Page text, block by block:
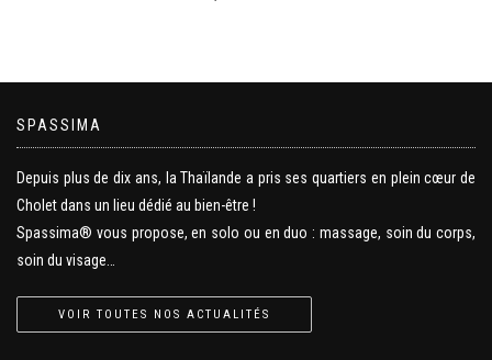
SPASSIMA
Depuis plus de dix ans, la Thaïlande a pris ses quartiers en plein cœur de
Cholet dans un lieu dédié au bien-être !
Spassima® vous propose, en solo ou en duo : massage, soin du corps,
soin du visage…
VOIR TOUTES NOS ACTUALITÉS